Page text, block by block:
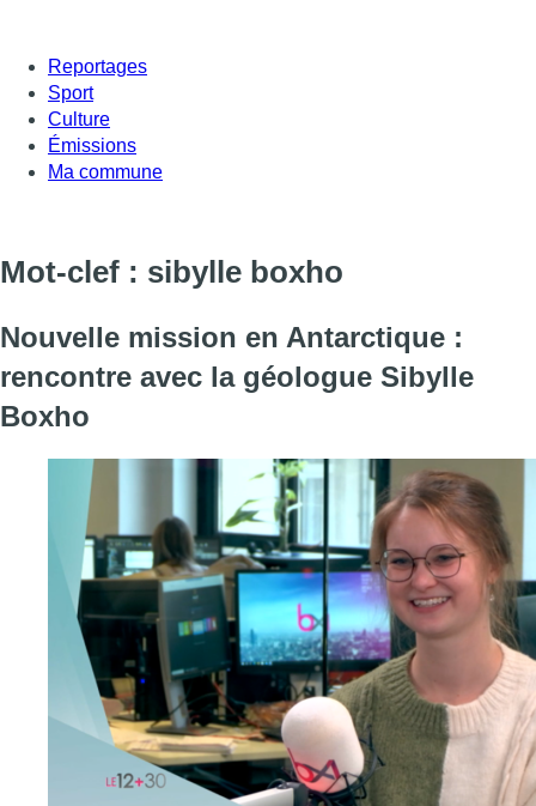
Reportages
Sport
Culture
Émissions
Ma commune
Mot-clef : sibylle boxho
Nouvelle mission en Antarctique :
rencontre avec la géologue Sibylle
Boxho